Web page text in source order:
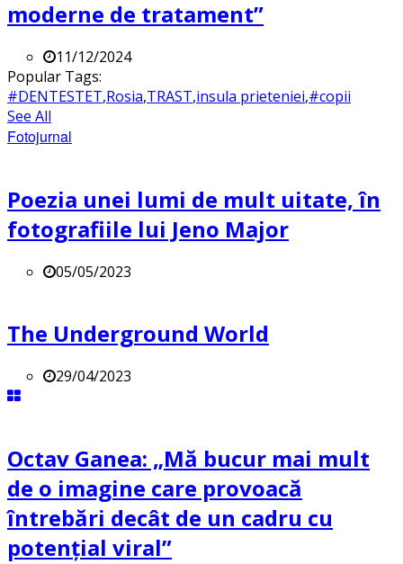
moderne de tratament”
11/12/2024
Popular Tags:
#DENTESTET,Rosia,TRAST,insula prieteniei,#copii
See All
Fotojurnal
Poezia unei lumi de mult uitate, în
fotografiile lui Jeno Major
05/05/2023
The Underground World
29/04/2023
Octav Ganea: „Mă bucur mai mult
de o imagine care provoacă
întrebări decât de un cadru cu
potenţial viral”